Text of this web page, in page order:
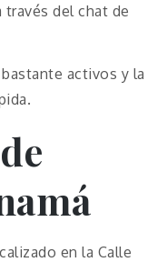
través del chat de
activos y la
en la Calle